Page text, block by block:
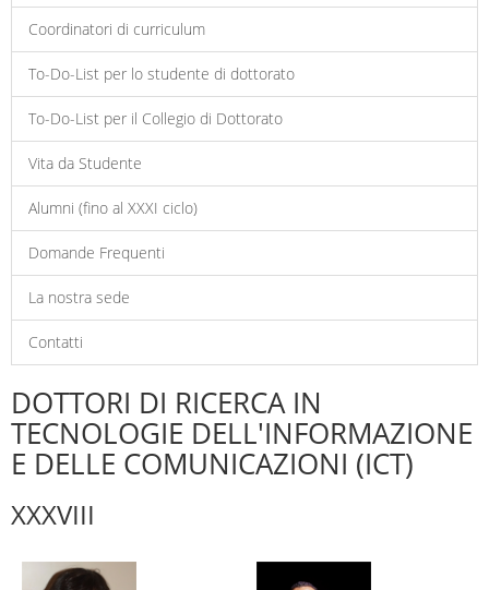
Coordinatori di curriculum
To-Do-List per lo studente di dottorato
To-Do-List per il Collegio di Dottorato
Vita da Studente
Alumni (fino al XXXI ciclo)
Domande Frequenti
La nostra sede
Contatti
DOTTORI DI RICERCA IN
TECNOLOGIE DELL'INFORMAZIONE
E DELLE COMUNICAZIONI (ICT)
XXXVIII